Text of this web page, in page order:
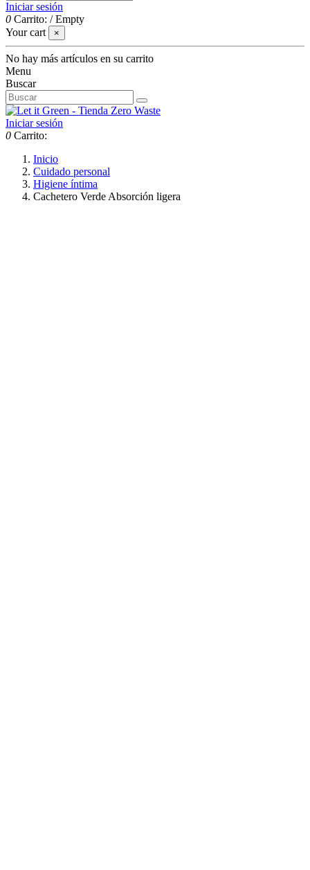
Iniciar sesión
0 Carrito: /Empty
Your cart
×
No hay más artículos en su carrito
Menu
Buscar
Iniciar sesión
0 Carrito:
Inicio
Cuidado personal
Higiene íntima
Cachetero Verde Absorción ligera